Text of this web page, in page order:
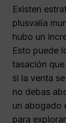
Existen
plusvalía
hubo un
Esto puede
tasación
si la venta
no debas
un abogado
para